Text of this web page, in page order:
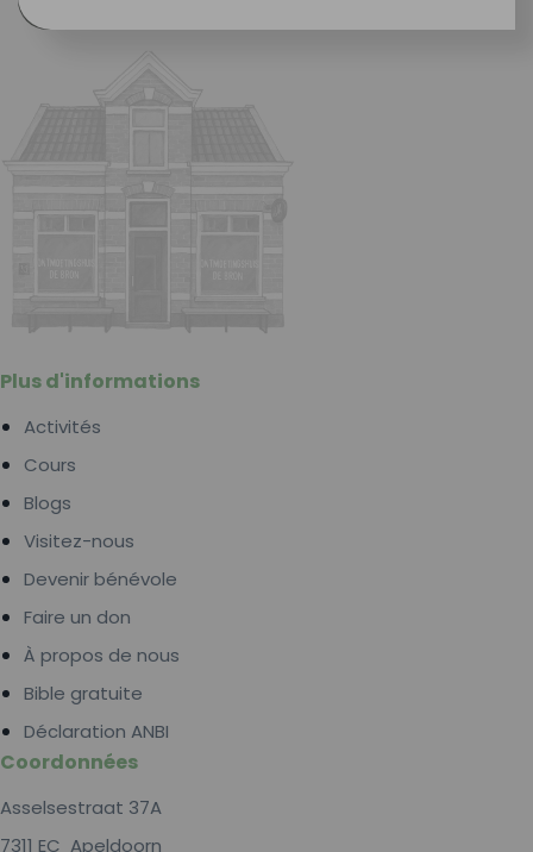
Plus d'informations
Activités
Cours
Blogs
Visitez-nous
Devenir bénévole
Faire un don
À propos de nous
Bible gratuite
Déclaration ANBI
Coordonnées
Asselsestraat 37A
7311 EC Apeldoorn